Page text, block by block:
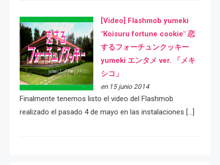
[Video] Flashmob yumeki
"Koisuru fortune cookie" 恋
するフォーチュンクッキー
yumeki エンタメ ver. 「メキ
シコ」
en 15 junio 2014
Finalmente tenemos listo el video del Flashmob
realizado el pasado 4 de mayo en las instalaciones […]